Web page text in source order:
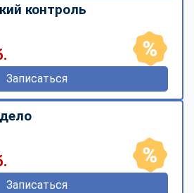
контроль
Записаться
Записаться